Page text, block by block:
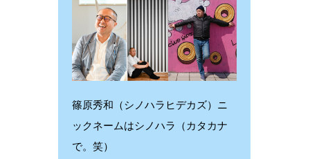
篠原秀和（シノハラヒデカズ）ニ
ックネームはシノハラ（カタカナ
で。笑）